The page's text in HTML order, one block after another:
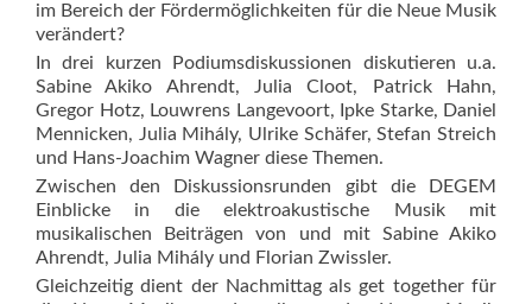
im Bereich der Fördermöglichkeiten für die Neue Musik
verändert?
In drei kurzen Podiumsdiskussionen diskutieren u.a.
Sabine Akiko Ahrendt, Julia Cloot, Patrick Hahn,
Gregor Hotz, Louwrens Langevoort, Ipke Starke, Daniel
Mennicken, Julia Mihály, Ulrike Schäfer, Stefan Streich
und Hans-Joachim Wagner diese Themen.
Zwischen den Diskussionsrunden gibt die DEGEM
Einblicke in die elektroakustische Musik mit
musikalischen Beiträgen von und mit Sabine Akiko
Ahrendt, Julia Mihály und Florian Zwissler.
Gleichzeitig dient der Nachmittag als get together für